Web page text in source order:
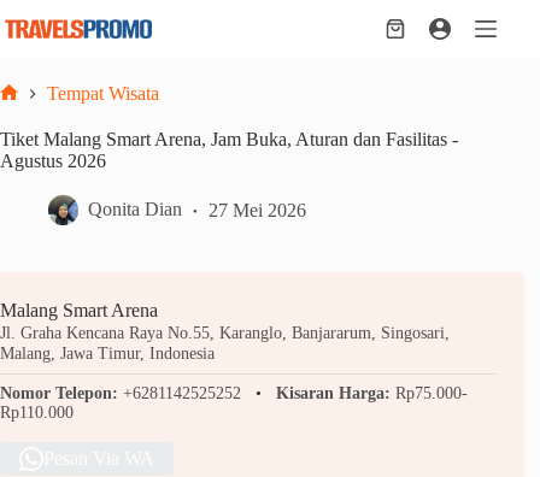
Shopping
Tempat Wisata
Tiket Malang Smart Arena, Jam Buka, Aturan dan Fasilitas -
Agustus 2026
Qonita Dian 27 Mei 2026
Malang Smart Arena
Jl. Graha Kencana Raya No.55, Karanglo, Banjararum, Singosari,
Malang, Jawa Timur, Indonesia
Nomor Telepon: +6281142525252 Kisaran Harga: Rp75.000-
Rp110.000